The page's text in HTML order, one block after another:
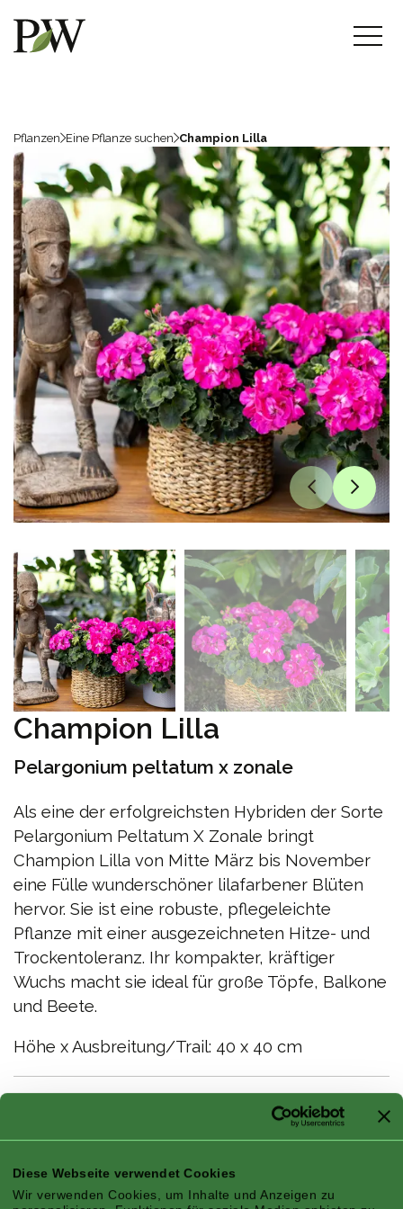
Diese Webseite verwendet Cookies
Wir verwenden Cookies, um Inhalte und Anzeigen zu
Pflanzen Eine Pflanze suchen Champion Lilla
Champion Lilla
Pelargonium peltatum x zonale
Als eine der erfolgreichsten Hybriden der Sorte
Pelargonium Peltatum X Zonale bringt
Champion Lilla von Mitte März bis November
eine Fülle wunderschöner lilafarbener Blüten
hervor. Sie ist eine robuste, pflegeleichte
Pflanze mit einer ausgezeichneten Hitze- und
Trockentoleranz. Ihr kompakter, kräftiger
Wuchs macht sie ideal für große Töpfe, Balkone
und Beete.
Höhe x Ausbreitung/Trail: 40 x 40 cm
Eigenschaften